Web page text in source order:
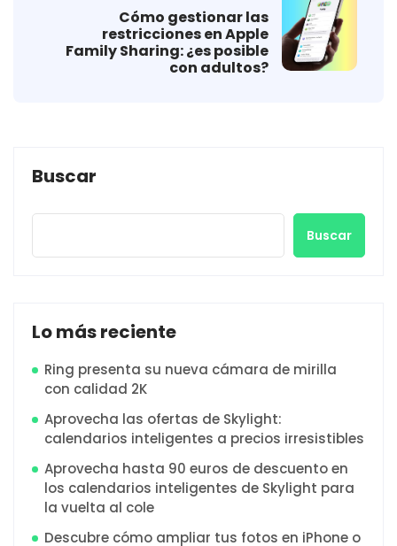
Cómo gestionar las
restricciones en Apple
Family Sharing: ¿es posible
con adultos?
Buscar
Buscar
Lo más reciente
Ring presenta su nueva cámara de mirilla
con calidad 2K
Aprovecha las ofertas de Skylight:
calendarios inteligentes a precios irresistibles
Aprovecha hasta 90 euros de descuento en
los calendarios inteligentes de Skylight para
la vuelta al cole
Descubre cómo ampliar tus fotos en iPhone o